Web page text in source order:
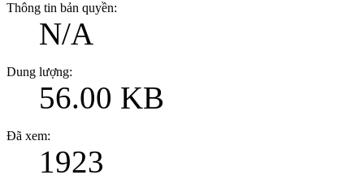
Thông tin bản quyền:
N/A
Dung lượng:
56.00 KB
Đã xem:
1923